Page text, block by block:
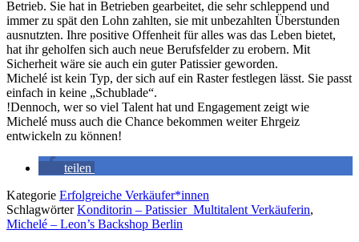
Betrieb. Sie hat in Betrieben gearbeitet, die sehr schleppend und
immer zu spät den Lohn zahlten, sie mit unbezahlten Überstunden
ausnutzten. Ihre positive Offenheit für alles was das Leben bietet,
hat ihr geholfen sich auch neue Berufsfelder zu erobern. Mit
Sicherheit wäre sie auch ein guter Patissier geworden.
Michelé ist kein Typ, der sich auf ein Raster festlegen lässt. Sie passt
einfach in keine „Schublade“.
!Dennoch, wer so viel Talent hat und Engagement zeigt wie
Michelé muss auch die Chance bekommen weiter Ehrgeiz
entwickeln zu können!
teilen
Kategorie Erfolgreiche Verkäufer*innen
SchlagwörterKonditorin – Patissier Multitalent Verkäuferin,
Michelé – Leon’s Backshop Berlin